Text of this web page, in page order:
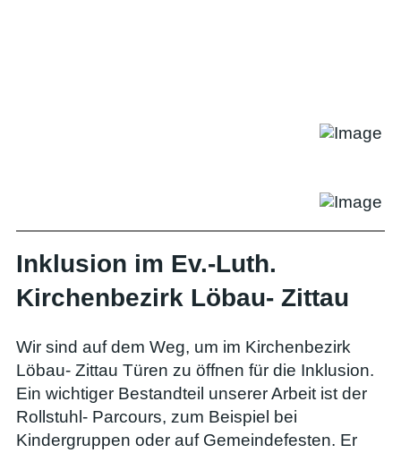
Inklusion im Ev.-Luth.
Kirchenbezirk Löbau- Zittau
Wir sind auf dem Weg, um im Kirchenbezirk
Löbau- Zittau Türen zu öffnen für die Inklusion.
Ein wichtiger Bestandteil unserer Arbeit ist der
Rollstuhl- Parcours, zum Beispiel bei
Kindergruppen oder auf Gemeindefesten. Er